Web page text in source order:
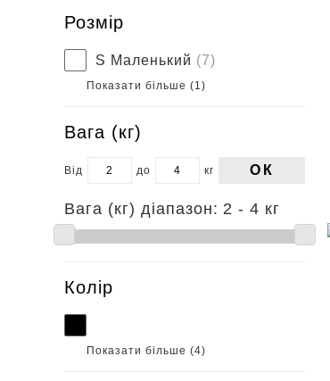
Розмір
S Маленький (7)
Показати більше (1)
Вага (кг)
Від до кг ОК
Вага (кг) діапазон: 2 - 4 кг
Колір
Показати більше (4)